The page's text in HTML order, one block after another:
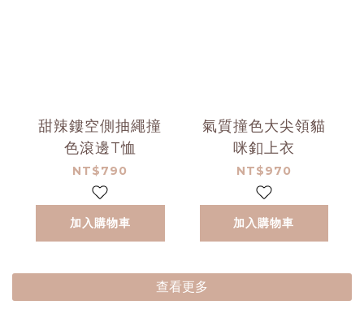
甜辣鏤空側抽繩撞
色滾邊T恤
NT$790
加入購物車
氣質撞色大尖領貓
咪釦上衣
NT$970
加入購物車
查看更多